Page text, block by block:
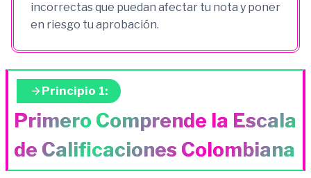
incorrectas que puedan afectar tu nota y poner
en riesgo tu aprobación.
Principio 1:
Primero Comprende la Escala
de Calificaciones Colombiana